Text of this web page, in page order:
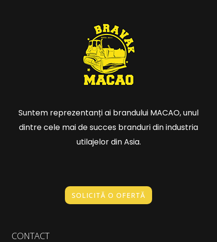
Suntem reprezentanți ai brandului MACAO, unul
dintre cele mai de succes branduri din industria
utilajelor din Asia.
SOLICITĂ O OFERTĂ
CONTACT